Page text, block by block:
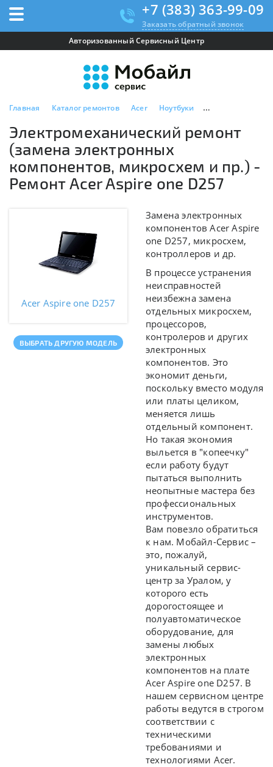
+7 (383) 363-99-09
Заказать обратный звонок
Авторизованный Сервисный Центр
Главная Каталог ремонтов Acer Ноутбуки Acer Aspire one
Электромеханический ремонт
(замена электронных
компонентов, микросхем и пр.) -
Ремонт Acer Aspire one D257
Acer Aspire one D257
ВЫБРАТЬ ДРУГУЮ МОДЕЛЬ
Замена электронных
компонентов Acer Aspire
one D257, микросхем,
контроллеров и др.
В процессе устранения
неисправностей
неизбежна замена
отдельных микросхем,
процессоров,
контролеров и других
электронных
компонентов. Это
экономит деньги,
поскольку вместо модуля
или платы целиком,
меняется лишь
отдельный компонент.
Но такая экономия
выльется в "копеечку"
если работу будут
пытаться выполнить
неопытные мастера без
профессиональных
инструментов.
Вам повезло обратиться
к нам. Мобайл-Сервис –
это, пожалуй,
уникальный сервис-
центр за Уралом, у
которого есть
дорогостоящее и
полуавтоматическое
оборудование, для
замены любых
электронных
компонентов на плате
Acer Aspire one D257. В
нашем сервисном центре
работы ведутся в строгом
соответствии с
техническими
требованиями и
технологиями Acer.